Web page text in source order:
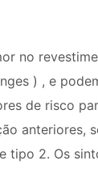
no
) , e
de risco
anteriores,
tipo 2. Os